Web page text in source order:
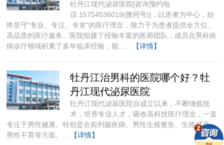
牡丹江现代泌尿医院[咨询预约电
话:15754536019(微同号)]，以患者为中心，始
终坚守“专业、专注、专攻”的医疗理念，致力于为患者提供全方位、
高品质的医疗服务。医院组建了经验丰富的医师团队，成员在男科疾
病诊疗领域积累了多年临床经验，能......
【详情】
牡丹江治男科的医院哪个好？牡
丹江现代泌尿医院
牡丹江现代泌尿医院自成立以来，不断锤炼技
术，培养专业人才，吸收高科技医疗理念，一直
专注于男性健康。​特别是在前列腺疾病、男性生殖整形、生殖感染、
男性不育等方面。...
【详情】